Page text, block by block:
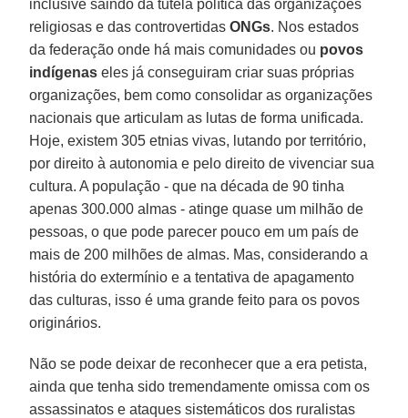
inclusive saindo da tutela política das organizações
religiosas e das controvertidas ONGs. Nos estados
da federação onde há mais comunidades ou povos
indígenas eles já conseguiram criar suas próprias
organizações, bem como consolidar as organizações
nacionais que articulam as lutas de forma unificada.
Hoje, existem 305 etnias vivas, lutando por território,
por direito à autonomia e pelo direito de vivenciar sua
cultura. A população - que na década de 90 tinha
apenas 300.000 almas - atinge quase um milhão de
pessoas, o que pode parecer pouco em um país de
mais de 200 milhões de almas. Mas, considerando a
história do extermínio e a tentativa de apagamento
das culturas, isso é uma grande feito para os povos
originários.
Não se pode deixar de reconhecer que a era petista,
ainda que tenha sido tremendamente omissa com os
assassinatos e ataques sistemáticos dos ruralistas